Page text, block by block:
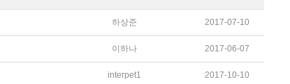
하상준 2017-07-10
이하나 2017-06-07
interpet1 2017-10-10